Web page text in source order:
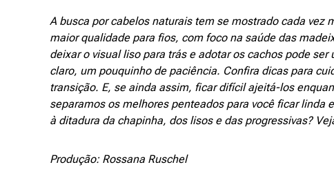
A busca por cabelos naturais tem se mostrado cada vez
maior qualidade para fios, com foco na saúde das
deixar o visual liso para trás e adotar os cachos pode
claro, um pouquinho de paciência. Confira dicas para
transição. E, se ainda assim, ficar difícil ajeitá-los
separamos os melhores penteados para você ficar linda
à ditadura da chapinha, dos lisos e das progressivas?
Produção: Rossana Ruschel